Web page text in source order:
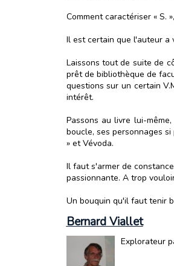
Comment caractériser « S.
Il est certain que l'auteur a
Laissons tout de suite de
prêt de bibliothèque de
questions sur un certain
intérêt.
Passons au livre lui-
boucle, ses personnages
» et Vévoda.
Il faut s'armer de
passionnante. A trop
Un bouquin qu'il faut tenir
Bernard Viallet
Explorateur